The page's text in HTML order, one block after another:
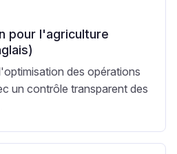
pour l'agriculture
des opérations
un contrôle transparent des